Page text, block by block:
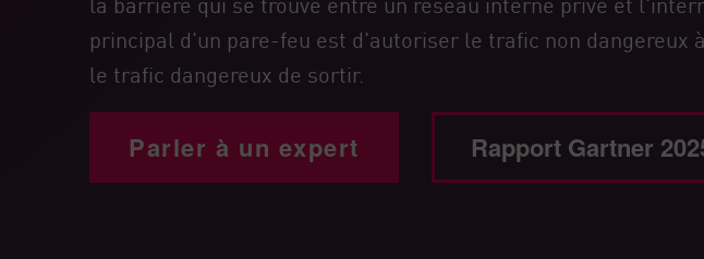
Poste
Navigation
Modèle SaaS
principal d'un pare-feu est d'autoriser le trafic non dangereux
le trafic dangereux de sortir.
Parler à un expert Rapport Gartner